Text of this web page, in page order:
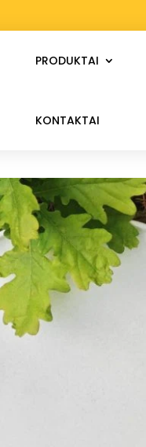
PRODUKTAI
KONTAKTAI